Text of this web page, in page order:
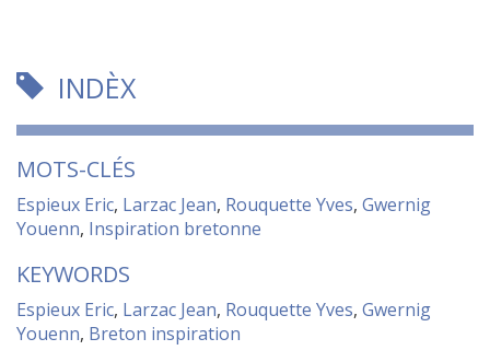
INDÈX
MOTS-CLÉS
Espieux Eric, Larzac Jean, Rouquette Yves, Gwernig
Youenn, Inspiration bretonne
KEYWORDS
Espieux Eric, Larzac Jean, Rouquette Yves, Gwernig
Youenn, Breton inspiration